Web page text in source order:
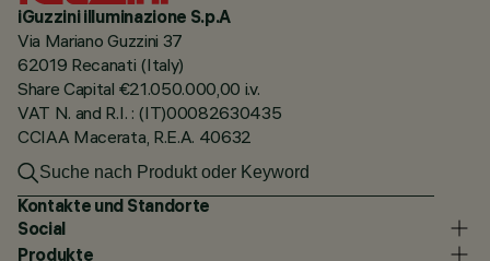
iGuzzini illuminazione S.p.A
Via Mariano Guzzini 37
62019 Recanati (Italy)
Share Capital €21.050.000,00 i.v.
VAT N. and R.I. : (IT)00082630435
CCIAA Macerata, R.E.A. 40632
Kontakte und Standorte
Social
Produkte